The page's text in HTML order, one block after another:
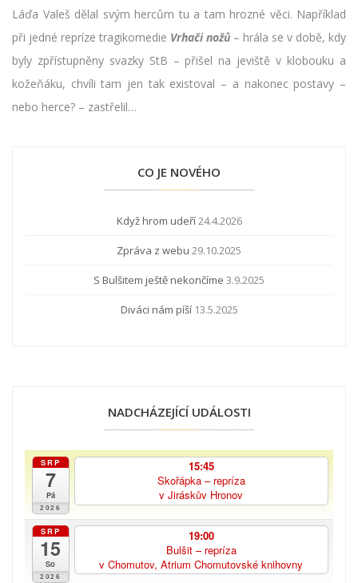
Láďa Valeš dělal svým hercům tu a tam hrozné věci. Například
při jedné repríze tragikomedie Vrhači nožů – hrála se v době, kdy
byly zpřístupněny svazky StB – přišel na jeviště v klobouku a
kožeňáku, chvíli tam jen tak existoval – a nakonec postavy –
nebo herce? – zastřelil…
CO JE NOVÉHO
Když hrom udeří24.4.2026
Zpráva z webu 29.10.2025
S Bulšitem ještě nekončíme 3.9.2025
Diváci nám píší13.5.2025
NADCHÁZEJÍCÍ UDÁLOSTI
SRP
7
Pá
2026
15:45
Skořápka – repríza
v Jiráskův Hronov
SRP
15
So
2026
19:00
Bulšit – repríza
v Chomutov, Atrium Chomutovské knihovny